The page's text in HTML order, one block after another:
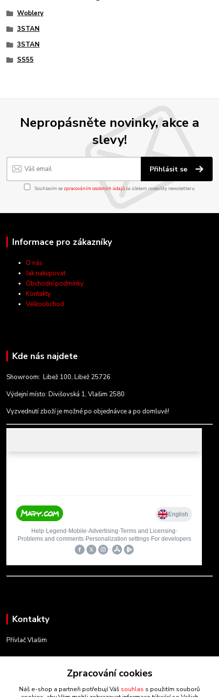
Woblery
3STAN
3STAN
SS55
Nepropásněte novinky, akce a
slevy!
Přihlásit se
Souhlasím se zpracováním osobních údajůza účelem rozesílky newsletteru.
Informace pro zákazníky
O nás
Jak nakupovat
Obchodní podmínky
Kontakty
Velkoobchod
Kde nás najdete
Showroom: Libež 100, Libež 25726
Výdejní místo: Divišovská 1, Vlašim 2580
Vyzvednutí zboží je možné po objednávce a po domluvě!
Kontakty
Přívlač Vlašim
734 754 584
Zpracování cookies
Náš e-shop a partneři potřebují Váš souhlas s použitím souborů